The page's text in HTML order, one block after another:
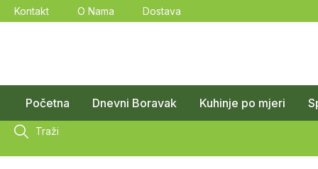
Kontakt O Nama Dostava
Početna Dnevni Boravak Kuhinje po mjeri
Traži